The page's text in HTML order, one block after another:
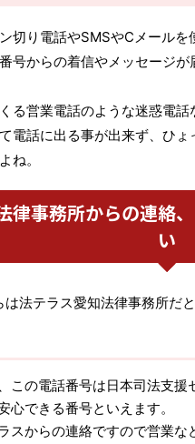
切り電話やSMSやCメール
号からの着信やメッセージが
る営業電話のような迷惑電
電話に出る事が出来ず、ひ
ね。
律事務所からの連絡
い
法テラス愛知法律事務所だ
この電話番号は日本司法支
心できる番号といえます。
スからの連絡ですので営業